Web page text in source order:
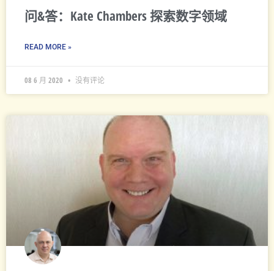
问&答：Kate Chambers 探索数字领域
READ MORE »
08 6 月 2020 没有评论